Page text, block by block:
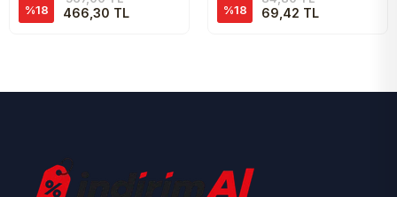
%18 466,30 TL %18 69,42 TL